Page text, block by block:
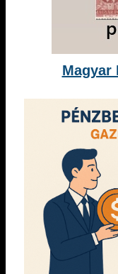
Magyar